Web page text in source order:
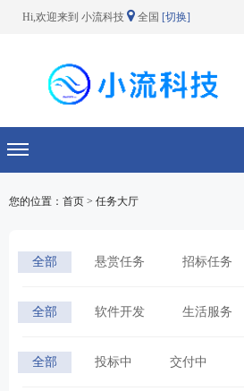
Hi,欢迎来到 小流科技 全国 [切换]
切换导航
您的位置：首页 > 任务大厅
全部 悬赏任务 招标任务
全部 软件开发 生活服务
全部
投标中 交付中